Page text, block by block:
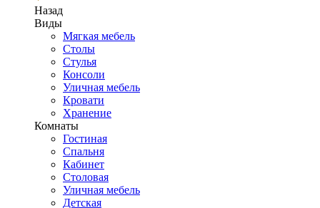
Назад
Виды
Мягкая мебель
Столы
Стулья
Консоли
Уличная мебель
Кровати
Хранение
Комнаты
Гостиная
Спальня
Кабинет
Столовая
Уличная мебель
Детская